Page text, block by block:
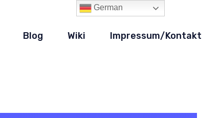
Blog Wiki Impressum/Kontakt
German